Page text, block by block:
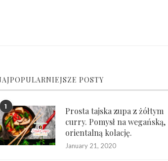
POSTY
1
Prosta tajska zupa z żółtym
curry. Pomysł na wegańską,
orientalną kolację.
January 21, 2020